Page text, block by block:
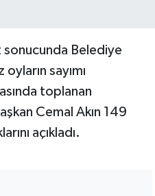
sonucunda Belediye
oyların sayımı
toplanan
Cemal Akın 149
açıkladı.